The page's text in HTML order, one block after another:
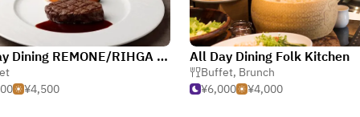
All Day Dining REMONE/RIHGA Royal Hotel Osaka
¥4,500
All Day Dining Folk Kitchen
Buffet, Brunch
¥6,000
¥4,000